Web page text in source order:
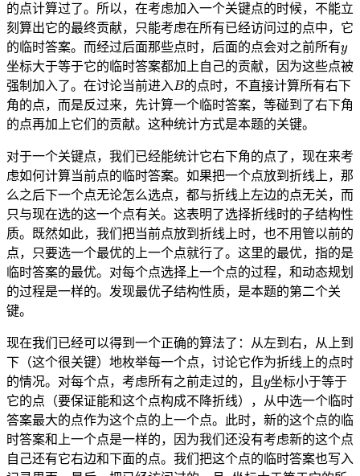
的点计算过了。所以，在考虑加入一个关键点的时候，不能立
刻算出它的最终贡献，只能考虑在所有已经访问过的点中，它
的临时答案。而经过后面那些点时，后面的点会对之前所有
坐标大于等于它的临时答案都加上自己的贡献，因为这些点被
强制加入了。在讨论当前进入 B的点时，不直接计算所有右下
角的点，而是反过来，先计算一个临时答案，等碰到了右下角
的点再加上它们的贡献。这种统计方式是本题的关键。
对于一个关键点，我们已经能统计它右下角的点了，现在来考
虑如何计算当前点的临时答案。如果把一个点放到折线上，那
么之后下一个点无论怎么选点，都与折线上左边的点无关，而
只与现在选的这一个点有关。这表明了选择折线时的子结构性
质。既然如此，我们把当前点放到折线上时，也不用管以前的
点，只要选一个最优的上一个点就行了。这里的最优，指的是
临时答案的最优。对每个点选择上一个点的过程，和动态规划
的过程是一样的。发现最优子结构性质，是本题的第二个关
键。
现在我们已经可以得到一个正确的算法了：从左到右，从上到
下（这个很关键）地枚举每一个点，讨论它作为折线上的点时
的情况。对每个点，考虑所有之前走过的，且
坐标小于等于
它的点（要保证能和这个点构成不降折线），从中选一个临时
答案最大的点作为这个点的上一个点。此时，新的这个点的临
时答案和上一个点是一样的，因为我们还没有考虑新的这个点
自己还有它右边和下面的点。我们把这个点的临时答案也写入